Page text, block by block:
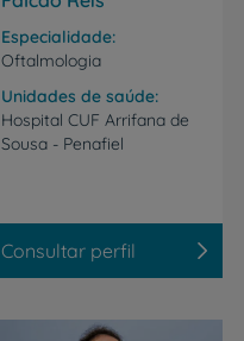
Especialidade
Oftalmologia
Unidades de saúde
Hospital CUF Arrifana de
Sousa - Penafiel
Consultar perfil